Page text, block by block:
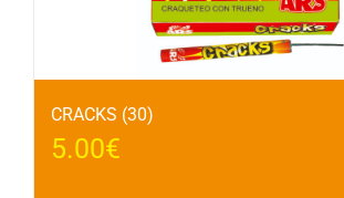
CRACKS (30)
5.00€